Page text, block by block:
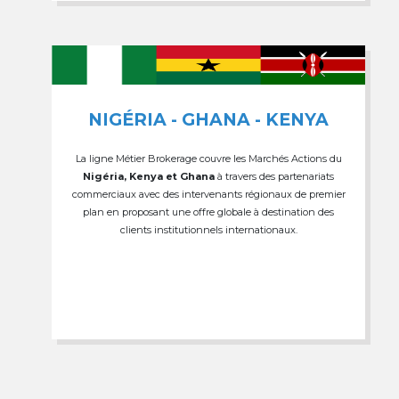
NIGÉRIA - GHANA - KENYA
La ligne Métier Brokerage couvre les Marchés Actions du
Nigéria, Kenya et Ghana à travers des partenariats
commerciaux avec des intervenants régionaux de premier
plan en proposant une offre globale à destination des
clients institutionnels internationaux.